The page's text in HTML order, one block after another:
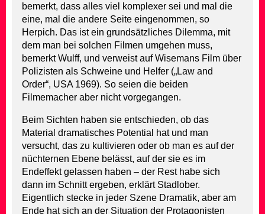
bemerkt, dass alles viel komplexer sei und mal die
eine, mal die andere Seite eingenommen, so
Herpich. Das ist ein grundsätzliches Dilemma, mit
dem man bei solchen Filmen umgehen muss,
bemerkt Wulff, und verweist auf Wisemans Film über
Polizisten als Schweine und Helfer („Law and
Order“, USA 1969). So seien die beiden
Filmemacher aber nicht vorgegangen.
Beim Sichten haben sie entschieden, ob das
Material dramatisches Potential hat und man
versucht, das zu kultivieren oder ob man es auf der
nüchternen Ebene belässt, auf der sie es im
Endeffekt gelassen haben – der Rest habe sich
dann im Schnitt ergeben, erklärt Stadlober.
Eigentlich stecke in jeder Szene Dramatik, aber am
Ende hat sich an der Situation der Protagonisten